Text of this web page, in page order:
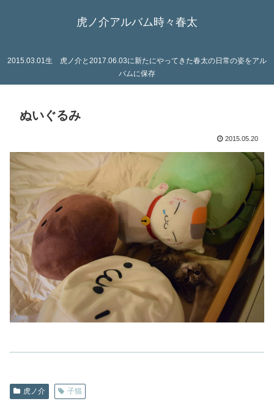
虎ノ介アルバム時々春太
2015.03.01生 虎ノ介と2017.06.03に新たにやってきた春太の日常の姿をアル
バムに保存
ぬいぐるみ
2015.05.20
虎ノ介 子猫